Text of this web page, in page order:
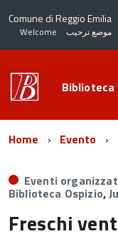
Comune di Reggio Emilia
Welcome موضع ترحيب
Biblioteca
Home Evento
Eventi
Biblioteca Ospizio,
Freschi